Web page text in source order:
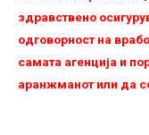
здравствено
одговорност на
самата агенција и
аранжманот или да